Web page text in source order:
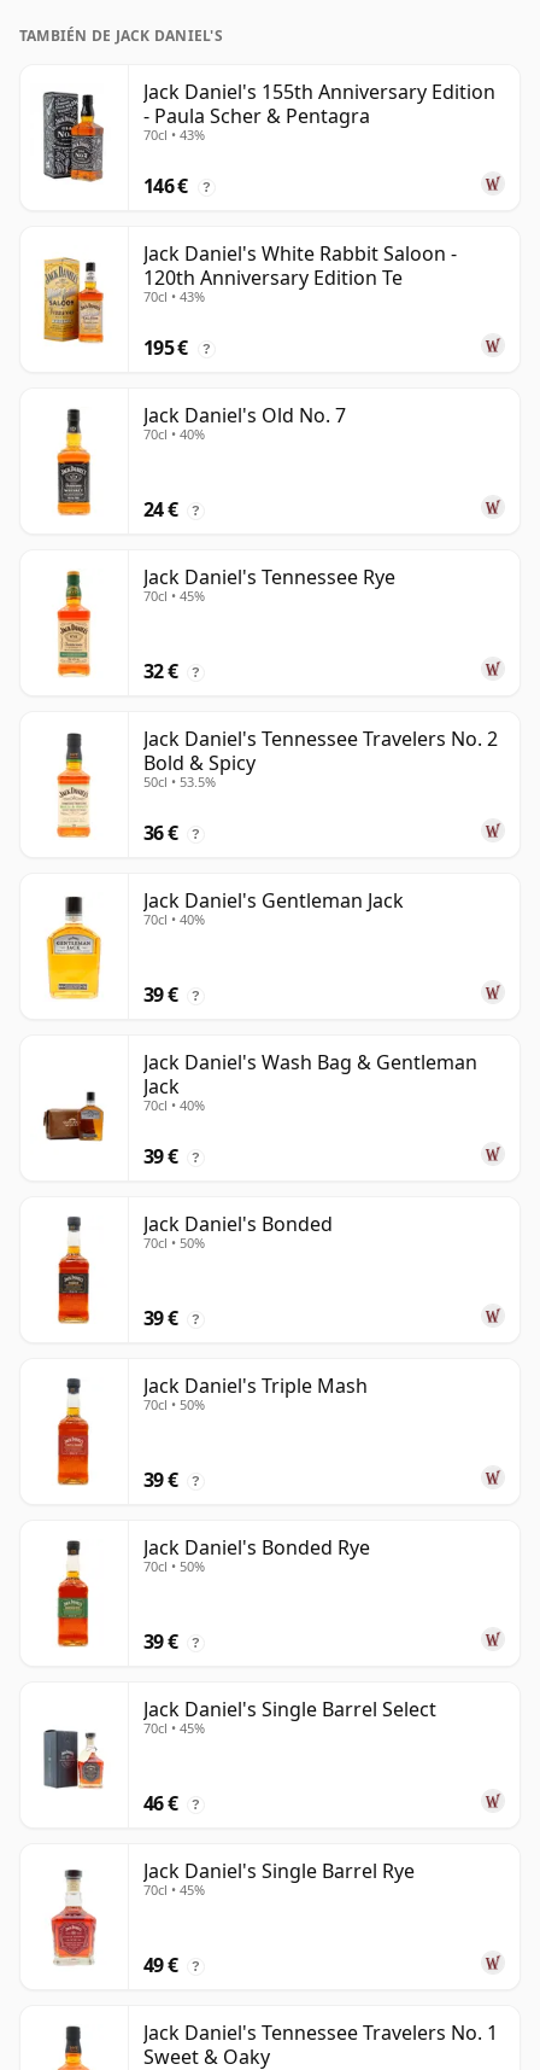
TAMBIÉN DE JACK DANIEL'S
Jack Daniel's 155th Anniversary Edition
- Paula Scher & Pentagra
70cl • 43%
146 € ?
Jack Daniel's White Rabbit Saloon -
120th Anniversary Edition Te
70cl • 43%
195 € ?
Jack Daniel's Old No. 7
70cl • 40%
24 € ?
Jack Daniel's Tennessee Rye
70cl • 45%
32 € ?
Jack Daniel's Tennessee Travelers No. 2
Bold & Spicy
50cl • 53.5%
36 € ?
Jack Daniel's Gentleman Jack
70cl • 40%
39 € ?
Jack Daniel's Wash Bag & Gentleman
Jack
70cl • 40%
39 € ?
Jack Daniel's Bonded
70cl • 50%
39 € ?
Jack Daniel's Triple Mash
70cl • 50%
39 € ?
Jack Daniel's Bonded Rye
70cl • 50%
39 € ?
Jack Daniel's Single Barrel Select
70cl • 45%
46 € ?
Jack Daniel's Single Barrel Rye
70cl • 45%
49 € ?
Jack Daniel's Tennessee Travelers No. 1
Sweet & Oaky